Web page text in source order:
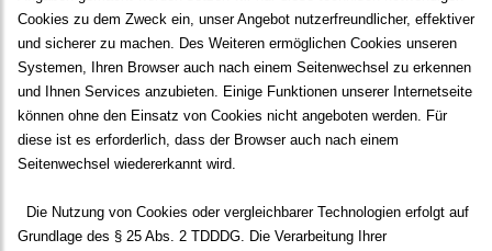
Cookies zu dem Zweck ein, unser Angebot nutzerfreundlicher, effektiver
und sicherer zu machen. Des Weiteren ermöglichen Cookies unseren
Systemen, Ihren Browser auch nach einem Seitenwechsel zu erkennen
und Ihnen Services anzubieten. Einige Funktionen unserer Internetseite
können ohne den Einsatz von Cookies nicht angeboten werden. Für
diese ist es erforderlich, dass der Browser auch nach einem
Seitenwechsel wiedererkannt wird.
Die Nutzung von Cookies oder vergleichbarer Technologien erfolgt auf
Grundlage des § 25 Abs. 2 TDDDG. Die Verarbeitung Ihrer